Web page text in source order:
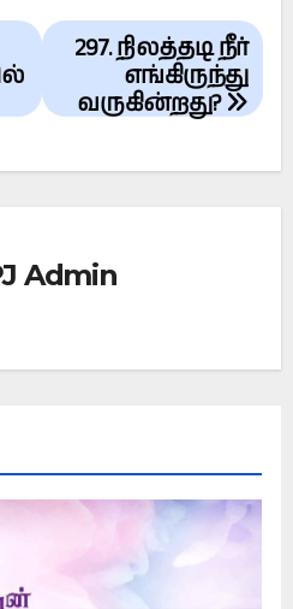
297. நிலத்தடி நீர்
எங்கிருந்து
வருகின்றது?
Admin